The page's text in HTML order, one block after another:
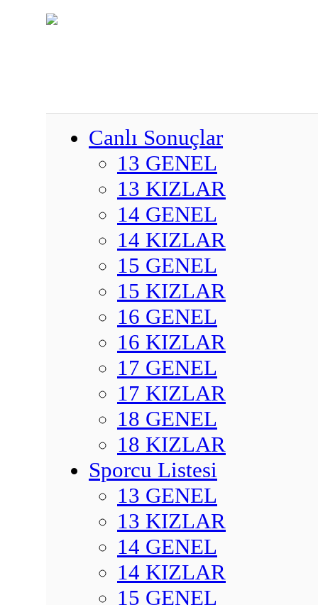
Canlı Sonuçlar
13 GENEL
13 KIZLAR
14 GENEL
14 KIZLAR
15 GENEL
15 KIZLAR
16 GENEL
16 KIZLAR
17 GENEL
17 KIZLAR
18 GENEL
18 KIZLAR
Sporcu Listesi
13 GENEL
13 KIZLAR
14 GENEL
14 KIZLAR
15 GENEL